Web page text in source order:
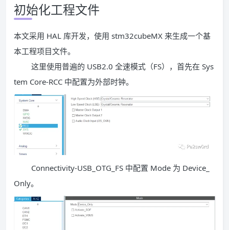
初始化工程文件
本文采用 HAL 库开发，使用 stm32cubeMX 来生成一个基
本工程项目文件。
这里使用普遍的 USB2.0 全速模式（FS），首先在 Sys
tem Core-RCC 中配置为外部时钟。
Connectivity-USB_OTG_FS 中配置 Mode 为 Device_
Only。